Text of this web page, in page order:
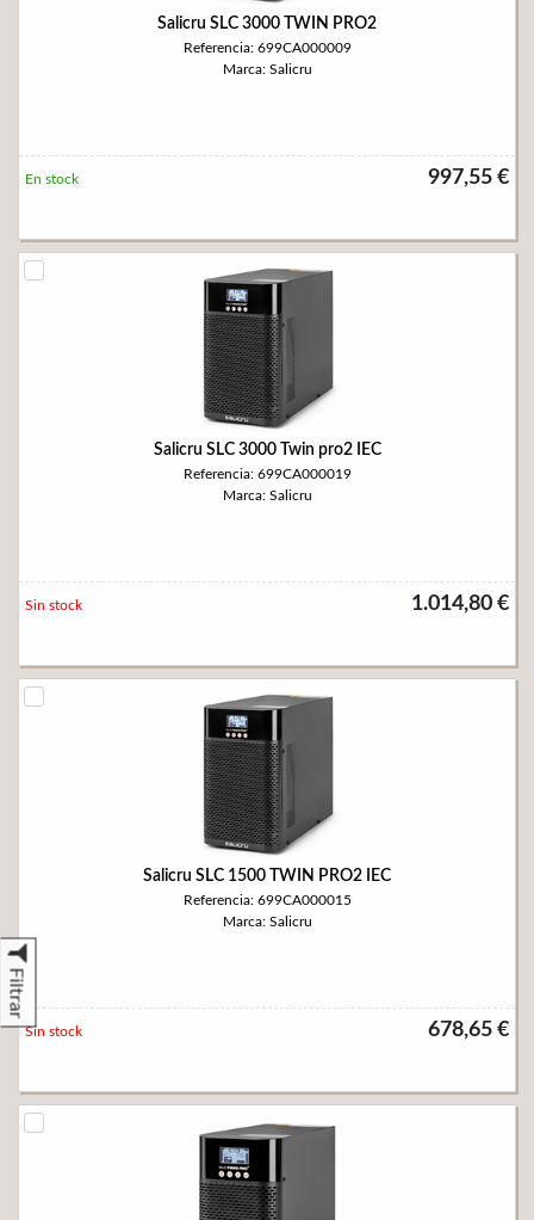
Filtrar
Salicru SLC 3000 TWIN PRO2
Referencia: 699CA000009
Marca: Salicru
997,55 €
En stock
Salicru SLC 3000 Twin pro2 IEC
Referencia: 699CA000019
Marca: Salicru
1.014,80 €
Sin stock
Salicru SLC 1500 TWIN PRO2 IEC
Referencia: 699CA000015
Marca: Salicru
678,65 €
Sin stock